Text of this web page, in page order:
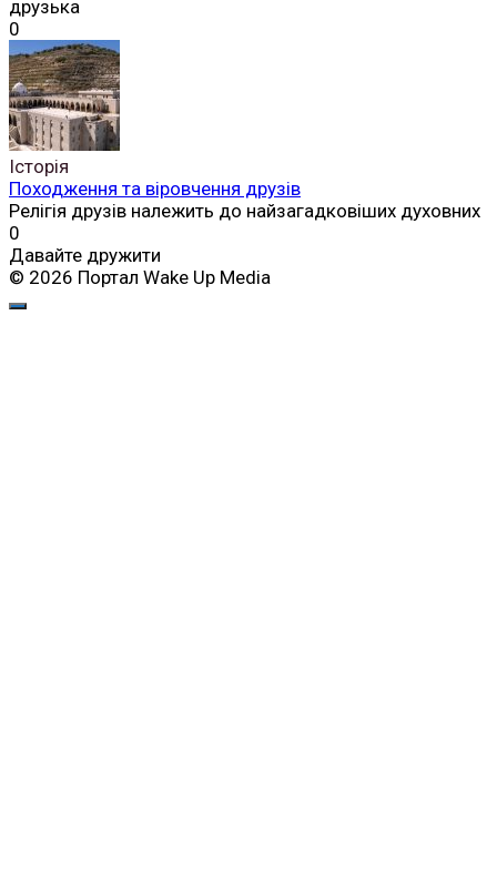
друзька
0
Історія
Походження та віровчення друзів
Релігія друзів належить до найзагадковіших духовних
0
Давайте дружити
© 2026 Портал Wake Up Media